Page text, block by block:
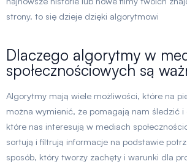
strony. to się dzieje dzięki algorytmowi
Dlaczego algorytmy w
społecznościowych są
Algorytmy mają wiele możliwości, które na
można wymienić, że pomagają nam śledzić
które nas interesują w mediach
sortują i filtrują informacje na podstawie
sposób, który tworzy zachęty i warunki dla